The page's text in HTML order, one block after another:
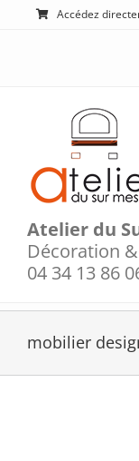
Passer
Accédez
Atelier du
Décoration
04 34 13 86
mobilier